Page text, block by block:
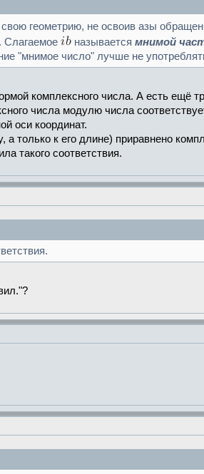
геометрию, не освоив азы
Слагаемое называется мнимой
"мнимое число" лучше не
комплексного числа. А есть ещё
числа модулю числа
оси координат.
а только к его длине) приравнено
такого соответствия.